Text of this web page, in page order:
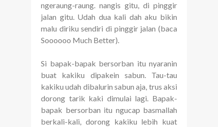
ngeraung-raung. nangis gitu, di pinggir
jalan gitu. Udah dua kali dah aku bikin
malu diriku sendiri di pinggir jalan (baca
Soooooo Much Better).
Si bapak-bapak bersorban itu nyaranin
buat kakiku dipakein sabun. Tau-tau
kakiku udah dibalurin sabun aja, trus aksi
dorong tarik kaki dimulai lagi. Bapak-
bapak bersorban itu ngucap basmallah
berkali-kali, dorong kakiku lebih kuat